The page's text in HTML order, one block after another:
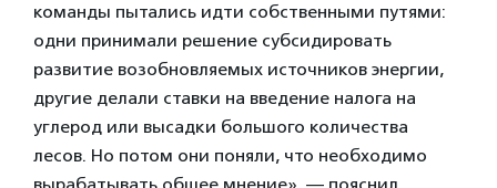
команды пытались идти собственными путями:
одни принимали решение субсидировать
развитие возобновляемых источников энергии,
другие делали ставки на введение налога на
углерод или высадки большого количества
лесов. Но потом они поняли, что необходимо